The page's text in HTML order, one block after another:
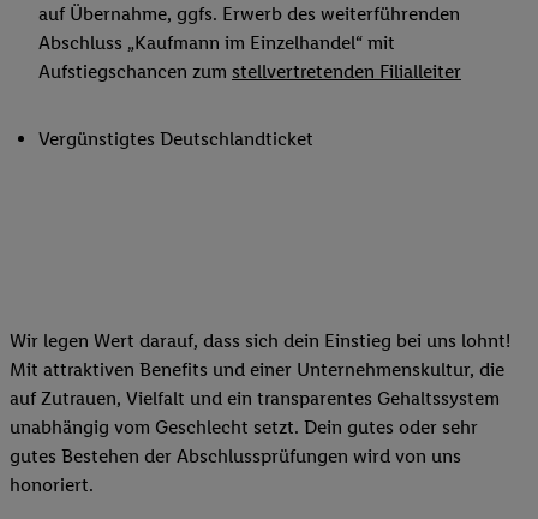
auf Übernahme, ggfs. Erwerb des weiterführenden
Abschluss „Kaufmann im Einzelhandel“ mit
Aufstiegschancen zum stellvertretenden Filialleiter
Vergünstigtes Deutschlandticket
Wir legen Wert darauf, dass sich dein Einstieg bei uns lohnt!
Mit attraktiven Benefits und einer Unternehmenskultur, die
auf Zutrauen, Vielfalt und ein transparentes Gehaltssystem
unabhängig vom Geschlecht setzt. Dein gutes oder sehr
gutes Bestehen der Abschlussprüfungen wird von uns
honoriert.